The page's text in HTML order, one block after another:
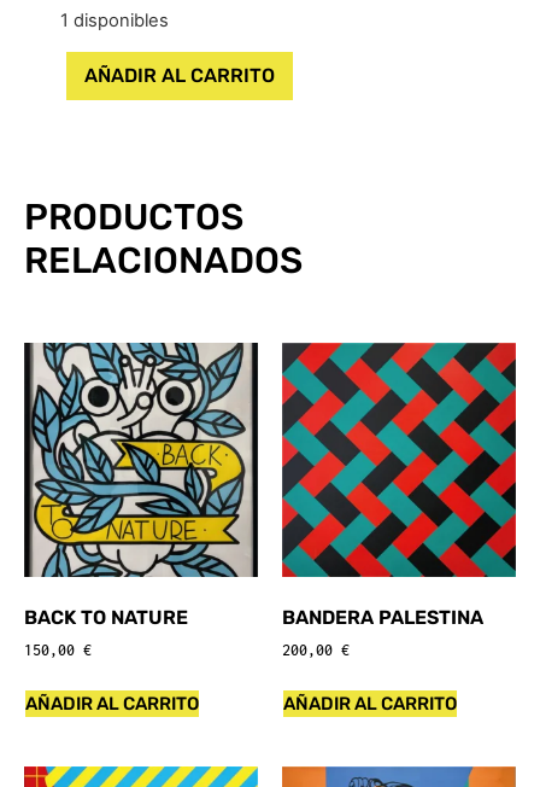
1 disponibles
AÑADIR AL CARRITO
PRODUCTOS
RELACIONADOS
BACK TO NATURE
150,00 €
AÑADIR AL CARRITO
BANDERA PALESTINA
200,00 €
AÑADIR AL CARRITO